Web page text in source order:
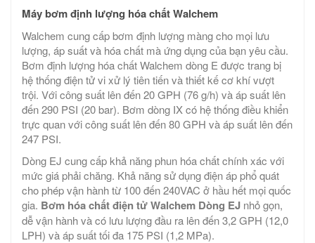
Máy bơm định lượng hóa chất Walchem
Walchem ​​cung cấp bơm định lượng màng cho mọi lưu
lượng, áp suất và hóa chất mà ứng dụng của bạn yêu cầu.
Bơm định lượng hóa chất Walchem dòng E được trang bị
hệ thống điện tử vi xử lý tiên tiến và thiết kế cơ khí vượt
trội. Với công suất lên đến 20 GPH (76 g/h) và áp suất lên
đến 290 PSI (20 bar). Bơm dòng IX có hệ thống điều khiển
trực quan với công suất lên đến 80 GPH và áp suất lên đến
247 PSI.
Dòng EJ cung cấp khả năng phun hóa chất chính xác với
mức giá phải chăng. Khả năng sử dụng điện áp phổ quát
cho phép vận hành từ 100 đến 240VAC ở hầu hết mọi quốc
gia. Bơm hóa chất điện tử Walchem Dòng EJ nhỏ gọn,
dễ vận hành và có lưu lượng đầu ra lên đến 3,2 GPH (12,0
LPH) và áp suất tối đa 175 PSI (1,2 MPa).